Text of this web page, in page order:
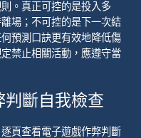
。真正可控的是投入多
場；不可控的是下一次結
預測口訣更有效地降低傷
禁止相關活動，應遵守當
判斷自我檢查
頁查看電子遊戲作弊判斷